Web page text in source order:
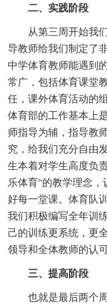
二、实践阶段
从第三周开始我们
导教师给我们制定了
中学体育教师能遇到
常广，包括体育课堂
任，课外体育活动的
体育部的工作基本上
师指导为辅，指导教
究，给我们充分自由
生本着对学生高度负
乐体育"的教学理念，
好每一堂课。体育队
我们积极编写全年训
己的训练更系统，更
领导和全体教师的认
三、提高阶段
也就是最后两个周